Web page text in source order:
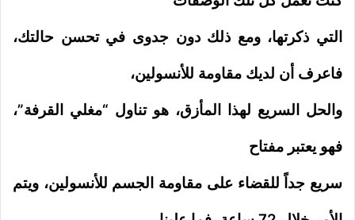
التي ذكرتها، ومع ذلك دون جدوى في تحسن حالتك،
فاعرف أن لديك مقاومة للأنسولين،
والحل السريع لهذا المأزق، هو تناول “مغلي القرفة”،
فهو يعتبر مفتاح
سريع جداً للقضاء على مقاومة الجسم للأنسولين، ويتم